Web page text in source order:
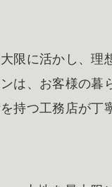
限に活かし、理
は、お客様の暮
持つ工務店が丁